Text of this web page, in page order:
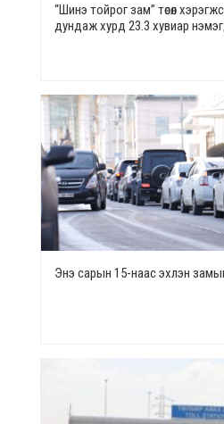
“Шинэ тойрог зам” төсөл
дундаж хурд 23.3 хувиар
Энэ сарын 15-наас эхлэн замын